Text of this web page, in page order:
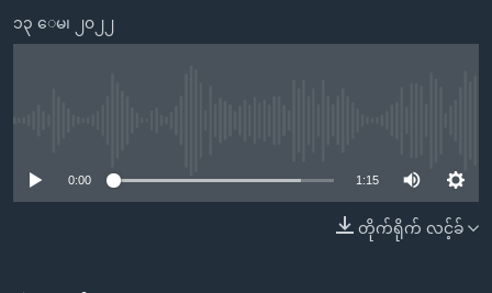
ကျော်
ကြည့်
အမေရိကန်သုံးအီဒီယံ
အပတ်စဉ်ကဏ္ဍများ
၁၃ ေမ၊ ၂၀၂၂
0:00 1:15
တိုက်ရိုက် လင့်ခ်